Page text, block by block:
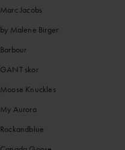
Marc Jacobs
by Malene Birger
Barbour
GANT skor
Moose Knuckles
My Aurora
Rockandblue